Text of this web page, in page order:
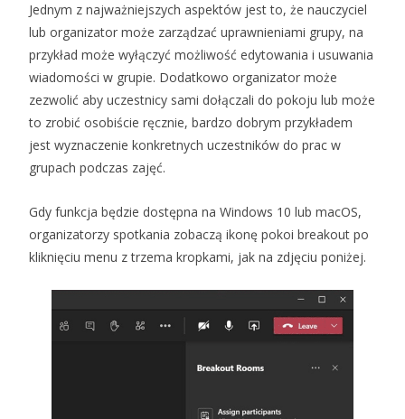
Jednym z najważniejszych aspektów jest to, że nauczyciel
lub organizator może zarządzać uprawnieniami grupy, na
przykład może wyłączyć możliwość edytowania i usuwania
wiadomości w grupie. Dodatkowo organizator może
zezwolić aby uczestnicy sami dołączali do pokoju lub może
to zrobić osobiście ręcznie, bardzo dobrym przykładem
jest wyznaczenie konkretnych uczestników do prac w
grupach podczas zajęć.
Gdy funkcja będzie dostępna na Windows 10 lub macOS,
organizatorzy spotkania zobaczą ikonę pokoi breakout po
kliknięciu menu z trzema kropkami, jak na zdjęciu poniżej.